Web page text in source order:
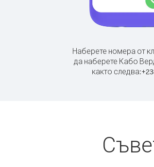
Наберете номера от
да наберете Кабо
както следва:+